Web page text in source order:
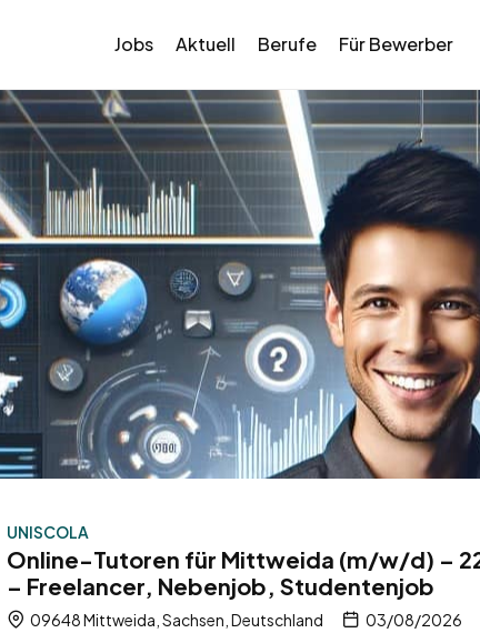
Jobs Aktuell Berufe Für Bewerber
UNISCOLA
Online-Tutoren für Mittweida (m/w/d) –
– Freelancer, Nebenjob, Studentenjob
09648 Mittweida, Sachsen, Deutschland 03/08/2026